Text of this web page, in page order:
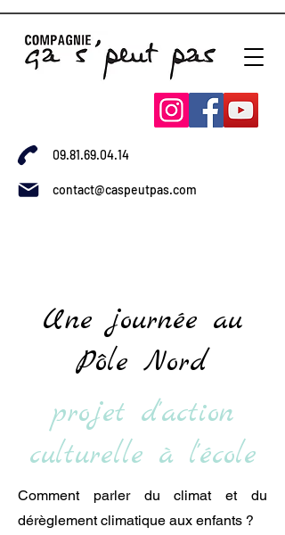
09.81.69.04.14
contact@caspeutpas.com
Une journée au
Pôle Nord
projet d'action
culturelle à l'école
Comment parler du climat et du
dérèglement climatique aux enfants ?